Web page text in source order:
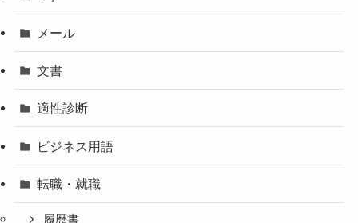
メール
文書
適性診断
ビジネス用語
転職・就職
履歴書